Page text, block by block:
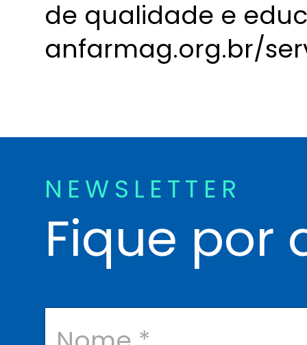
de qualidade e
anfarmag.org.br/
NEWSLETTER
Fique por
N